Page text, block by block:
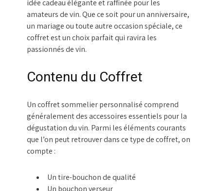
idée cadeau élégante et raffinée pour les
amateurs de vin. Que ce soit pour un anniversaire,
un mariage ou toute autre occasion spéciale, ce
coffret est un choix parfait qui ravira les
passionnés de vin.
Contenu du Coffret
Un coffret sommelier personnalisé comprend
généralement des accessoires essentiels pour la
dégustation du vin. Parmi les éléments courants
que l’on peut retrouver dans ce type de coffret, on
compte :
Un tire-bouchon de qualité
Un bouchon verseur